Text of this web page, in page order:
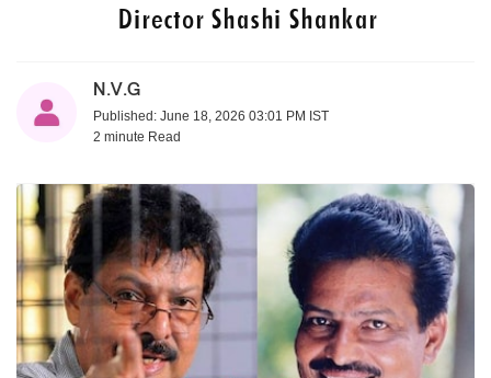
Director Shashi Shankar
N.V.G
Published: June 18, 2026 03:01 PM IST
2 minute Read